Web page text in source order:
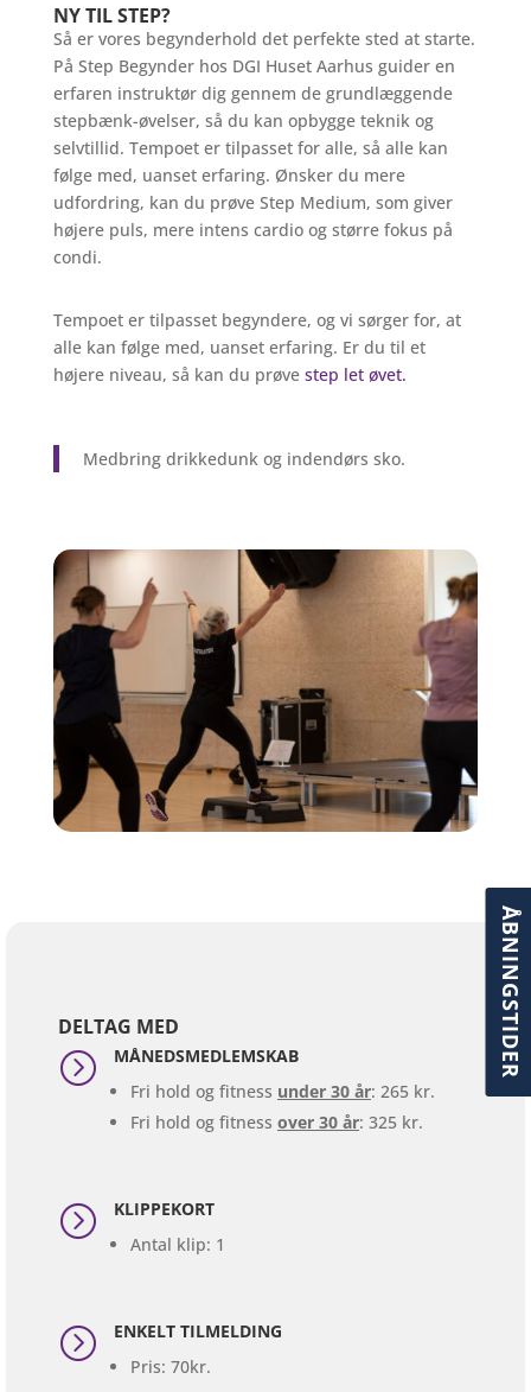
ÅBNINGSTIDER
NY TIL STEP?
Så er vores begynderhold det perfekte sted at starte.
På Step Begynder hos DGI Huset Aarhus guider en
erfaren instruktør dig gennem de grundlæggende
stepbænk-øvelser, så du kan opbygge teknik og
selvtillid. Tempoet er tilpasset for alle, så alle kan
følge med, uanset erfaring. Ønsker du mere
udfordring, kan du prøve Step Medium, som giver
højere puls, mere intens cardio og større fokus på
condi.
Tempoet er tilpasset begyndere, og vi sørger for, at
alle kan følge med, uanset erfaring. Er du til et
højere niveau, så kan du prøve step let øvet.
Medbring drikkedunk og indendørs sko.
DELTAG MED
=
MÅNEDSMEDLEMSKAB
Fri hold og fitness under 30 år: 265 kr.
Fri hold og fitness over 30 år: 325 kr.
=
KLIPPEKORT
Antal klip: 1
=
ENKELT TILMELDING
Pris: 70kr.